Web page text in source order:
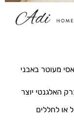
מעוטר באבני
האלגנטי יוצר
או לחללים